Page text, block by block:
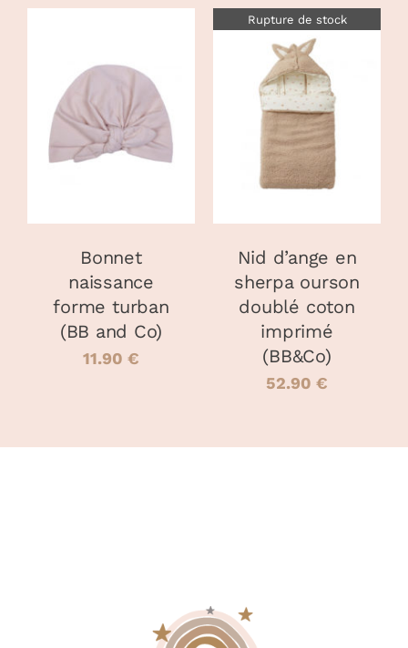
CHOIX DES
OPTIONS CE
PRODUIT
A
PEUVENT
ÊTRE
CHOISIES
SUR
LA
PAGE
DU
/
DÉTAILS
Bonnet
naissance
forme turban
(BB and Co)
11.90 €
Rupture de stock
DÉTAILS
Nid d’ange en
sherpa ourson
doublé coton
imprimé
(BB&Co)
52.90 €